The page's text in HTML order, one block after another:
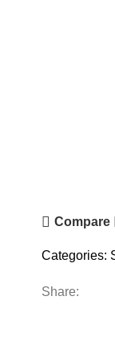
Compare
Categories:
Share: